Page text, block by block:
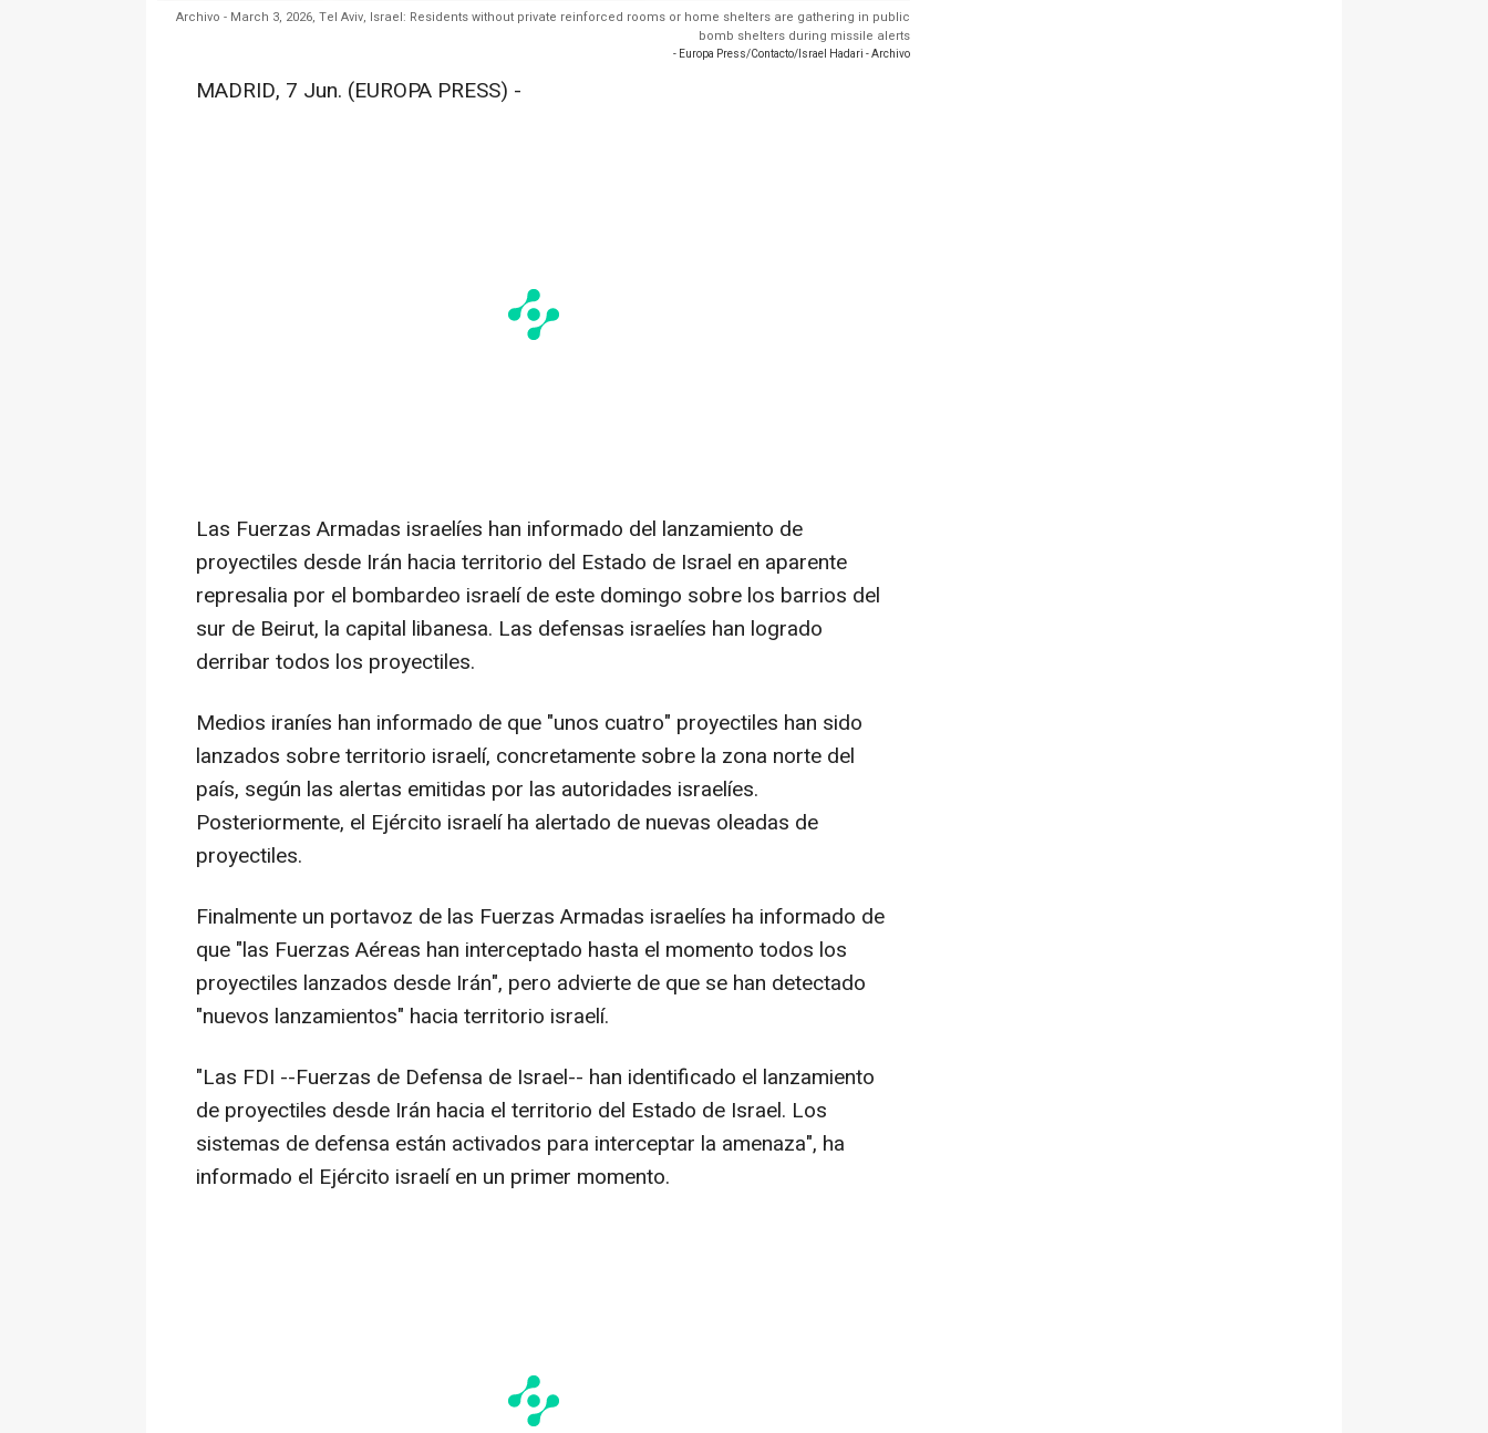
Archivo - March 3, 2026, Tel Aviv, Israel: Residents without private reinforced rooms or home shelters are gathering in public
bomb shelters during missile alerts
- Europa Press/Contacto/Israel Hadari - Archivo
MADRID, 7 Jun. (EUROPA PRESS) -
Las Fuerzas Armadas israelíes han informado del lanzamiento de
proyectiles desde Irán hacia territorio del Estado de Israel en aparente
represalia por el bombardeo israelí de este domingo sobre los barrios del
sur de Beirut, la capital libanesa. Las defensas israelíes han logrado
derribar todos los proyectiles.
Medios iraníes han informado de que "unos cuatro" proyectiles han sido
lanzados sobre territorio israelí, concretamente sobre la zona norte del
país, según las alertas emitidas por las autoridades israelíes.
Posteriormente, el Ejército israelí ha alertado de nuevas oleadas de
proyectiles.
Finalmente un portavoz de las Fuerzas Armadas israelíes ha informado de
que "las Fuerzas Aéreas han interceptado hasta el momento todos los
proyectiles lanzados desde Irán", pero advierte de que se han detectado
"nuevos lanzamientos" hacia territorio israelí.
"Las FDI --Fuerzas de Defensa de Israel-- han identificado el lanzamiento
de proyectiles desde Irán hacia el territorio del Estado de Israel. Los
sistemas de defensa están activados para interceptar la amenaza", ha
informado el Ejército israelí en un primer momento.